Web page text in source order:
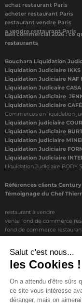
achat restaurant Paris
acheter restaurant Paris
restaurant vendre Paris
a vendre restaurant Paris
Bail commercial 2026 : ce
restaurants
Bouchara Liquidation
Liquidation Judiciaire IKKS
Liquidation Judiciaire NAF
Liquidation Judicaire CASA
Liquidation Judiciaire
Liquidation Judiciaire CAFÉ
Commerces en liquidation
Liquidation judiciaire
Liquidation Judiciaire
Liquidation judiciaire
Liquidation Judiciaire
Liquidation Judiciaire
Liquidation Judiciaire BODY
Références clients Century
Témoignage du Chef
restaurant à vendre
vente fond de commerce
fond de commerce
vente de fond de commerce
acheter restaurant